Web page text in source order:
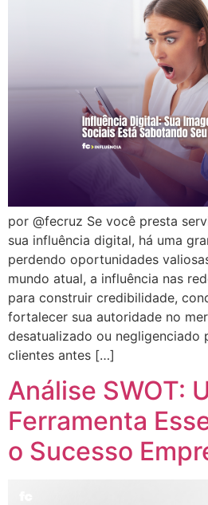
por @fecruz Se você presta
sua influência digital, há uma
perdendo oportunidades
mundo atual, a influência nas
para construir credibilidade,
fortalecer sua autoridade no
desatualizado ou negligenciado
clientes antes […]
Análise SWOT:
Ferramenta
o Sucesso